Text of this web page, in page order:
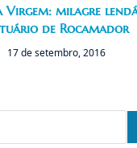
Virgem: milagre
de Rocamador
17 de setembro, 2016